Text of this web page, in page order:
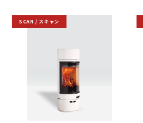
SCAN / スキャン